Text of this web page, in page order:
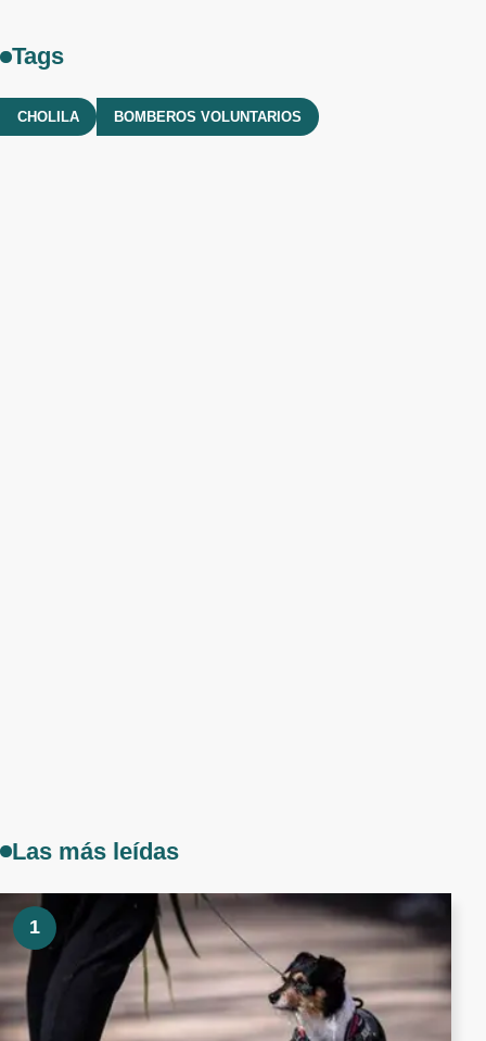
Tags
CHOLILA BOMBEROS VOLUNTARIOS
Las más leídas
1